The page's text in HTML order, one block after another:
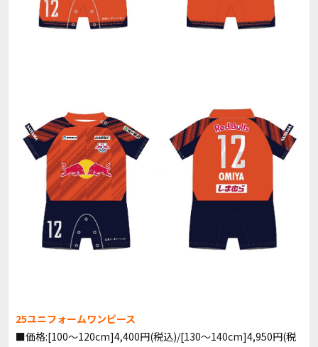
25ユニフォームワンピース
■価格:[100～120cm]4,400円(税込)/[130～140cm]4,950円(税